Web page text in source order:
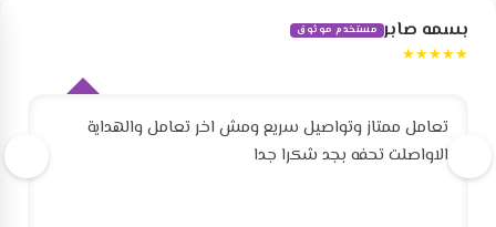
بسمه صابر مستخدم موثوق
★★★★★
تعامل ممتاز وتواصيل سريع ومش اخر تعامل والهداية
الاواصلت تحفه بجد شكرا جدا